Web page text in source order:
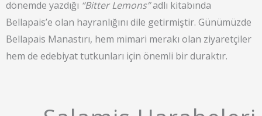
dönemde yazdığı “Bitter Lemons”adlı kitabında
Bellapais’e olan hayranlığını dile getirmiştir. Günümüzde
Bellapais Manastırı, hem mimari merakı olan ziyaretçiler
hem de edebiyat tutkunları için önemli bir duraktır.